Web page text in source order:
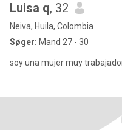
Luisa q, 32
Neiva, Huila, Colombia
Søger: Mand 27 - 30
soy una mujer muy